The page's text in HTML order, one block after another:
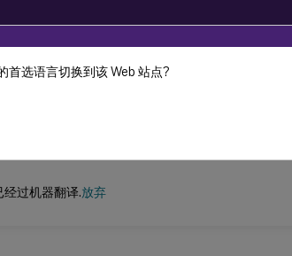
动态翻译。
经过机器翻译.放弃
首选语言切换到该 Web 站点?